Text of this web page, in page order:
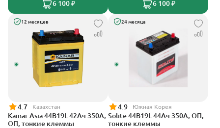
6 100 ₽ 6 100 ₽
12 месяцев
4.7 Казахстан
Kainar Asia 44B19L 42Ач 350А,
ОП, тонкие клеммы
24 месяца
4.9 Южная Корея
Solite 44B19L 44Ач 350А, ОП,
тонкие клеммы